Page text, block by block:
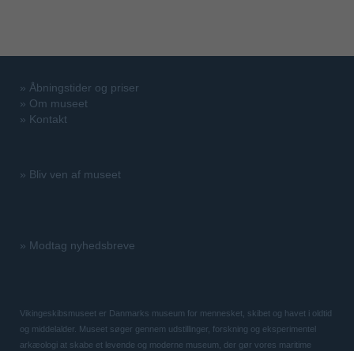
» Åbningstider og priser
» Om museet
» Kontakt
» Bliv ven af museet
» Modtag nyhedsbreve
Vikingeskibsmuseet er Danmarks museum for mennesket, skibet og havet i oldtid
og middelalder. Museet søger gennem udstillinger, forskning og eksperimentel
arkæologi at skabe et levende og moderne museum, der gør vores maritime